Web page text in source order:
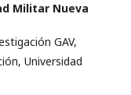
Militar Nueva
GAV,
Universidad